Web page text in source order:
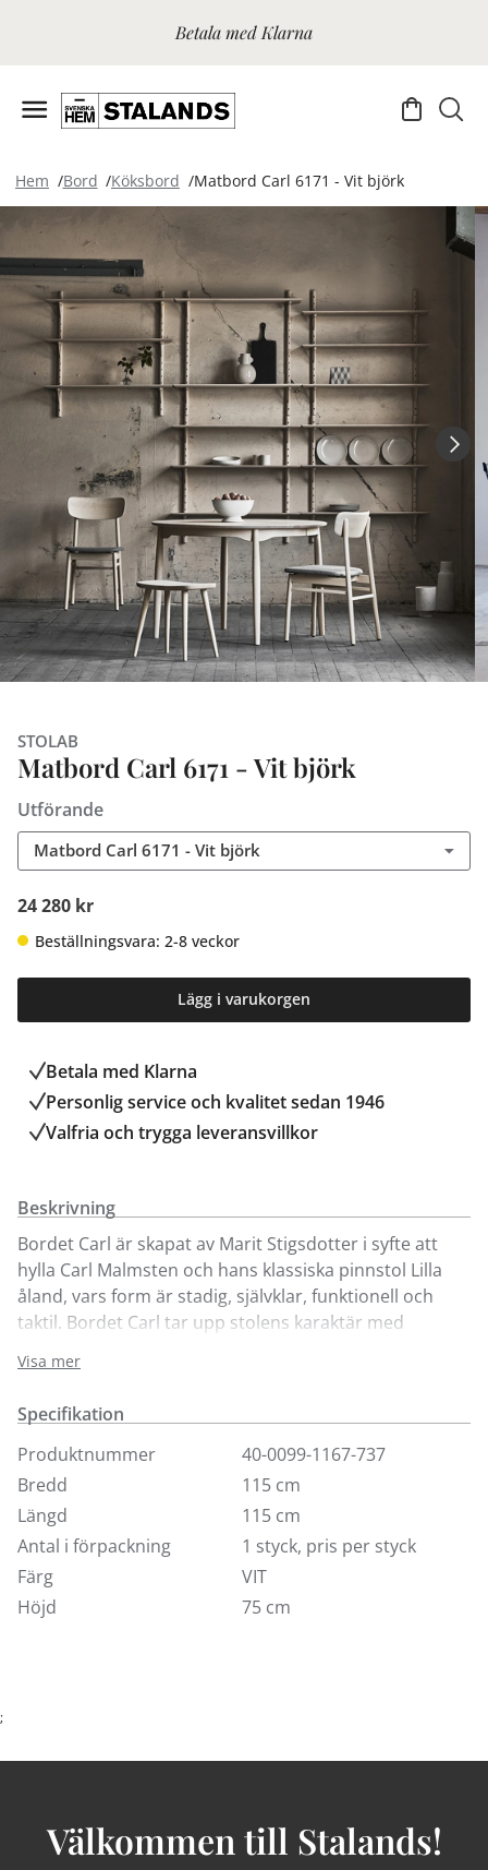
Betala med Klarna
Hem Bord Köksbord Matbord Carl 6171 - Vit björk
STOLAB
Matbord Carl 6171 - Vit björk
Utförande
Matbord Carl 6171 - Vit björk
24 280 kr
Beställningsvara: 2-8 veckor
Lägg i varukorgen
Betala med Klarna
Personlig service och kvalitet sedan 1946
Valfria och trygga leveransvillkor
Beskrivning
Bordet Carl är skapat av Marit Stigsdotter i syfte att
hylla Carl Malmsten och hans klassiska pinnstol Lilla
åland, vars form är stadig, självklar, funktionell och
taktil. Bordet Carl tar upp stolens karaktär med
formlimmade sargen har en mjuk profi l för att ge ett
böljande organiskt intryck. Alla kanter är dessutom
generöst rundade för att betona släktskapet med
stolen. OBS! En iläggsskiva ingår i priset. Kan beställas
med upp till fyra iläggsskivor med maxlängd 315 cm.
Matbordet Carl säljs här i ek och björk.
Visa mer
Specifikation
Produktnummer
40-0099-1167-737
Bredd
115 cm
Längd
115 cm
Antal i förpackning
1 styck, pris per styck
Färg
VIT
Höjd
75 cm
;
Välkommen till Stalands!